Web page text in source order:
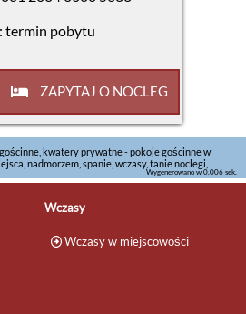
termin pobytu
ZAPYTAJ O NOCLEG
kwatery prywatne - pokoje gościnne w
nadmorzem, spanie, wczasy, tanie noclegi,
Wygenerowano w 0.006 sek.
Wczasy
Wczasy w miejscowości